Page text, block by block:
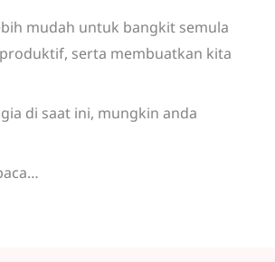
mudah untuk bangkit semula
serta membuatkan kita
di saat ini, mungkin anda